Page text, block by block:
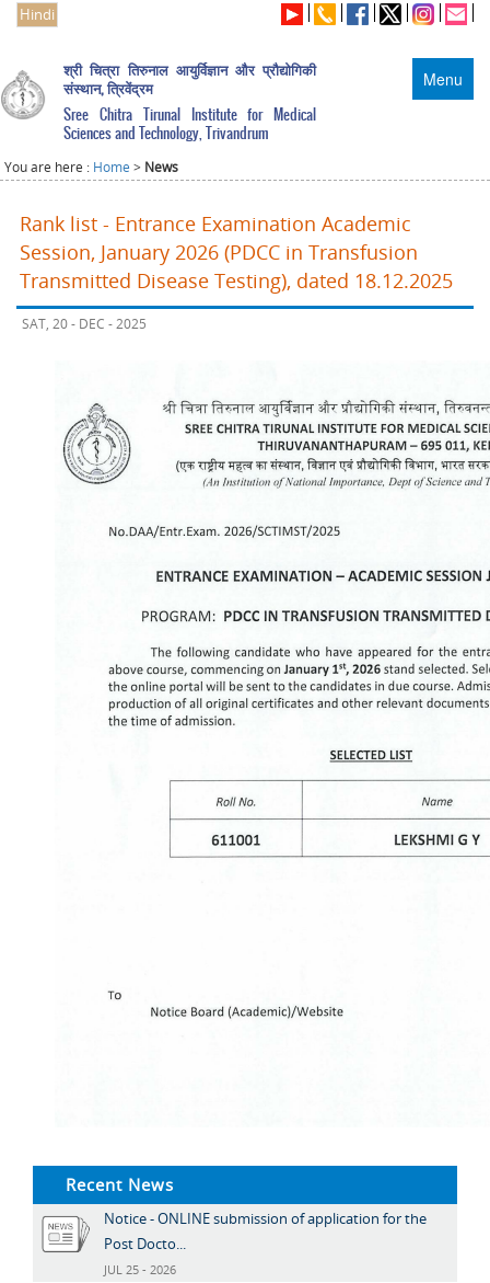
Hindi
Menu
श्री चित्रा तिरुनाल आयुर्विज्ञान और प्रौद्योगिकी
संस्थान, त्रिवेंद्रम
Sree Chitra Tirunal Institute for Medical
Sciences and Technology, Trivandrum
You are here : Home > News
Rank list - Entrance Examination Academic
Session, January 2026 (PDCC in Transfusion
Transmitted Disease Testing), dated 18.12.2025
SAT, 20 - DEC - 2025
Recent News
Notice - ONLINE submission of application for the
Post Docto...
JUL 25 - 2026